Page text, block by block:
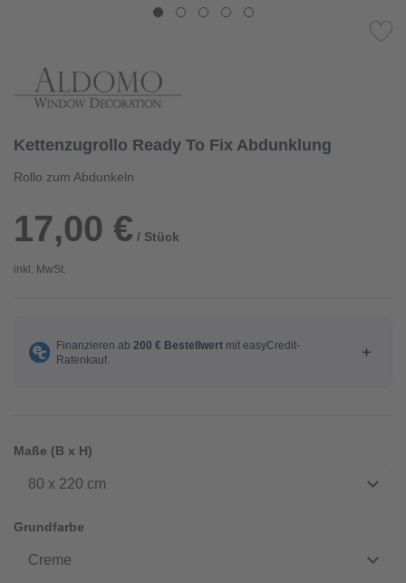
Kettenzugrollo Ready To Fix Abdunklung
Rollo zum Abdunkeln
17,00 € / Stück
inkl. MwSt.
Maße (B x H)
80 x 220 cm
Grundfarbe
Creme